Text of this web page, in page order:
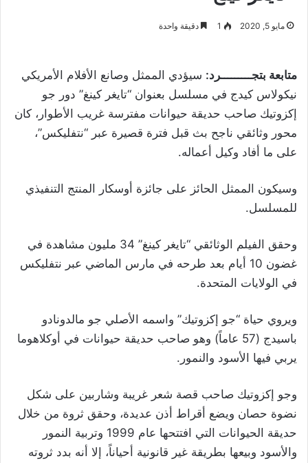
مايو 5, 2020 1 دقيقة واحدة
متابعة بتجـــــــــرد: سيؤدي الممثل وصانع الأفلام الأمريكي
نيكولاس كيدج في مسلسل بعنوان “تايغر كينغ” دور جو
إكزوتيك صاحب حديقة حيوانات مفترسة غريب الأطوار، كان
محور وثائقي ناجح بث قبل فترة قصيرة عبر “نتفليكس”،
على ما أفاد وكيل أعماله.
وسيكون الممثل الحائز على جائزة أوسكار المنتج التنفيذي
للمسلسل.
وحقق الفيلم الوثائقي “تايغر كينغ” 34 مليون مشاهدة في
غضون 10 أيام بعد طرحه في مارس الماضي عبر نتفليكس
في الولايات المتحدة.
ويروي حياة “جو إكزوتيك” واسمه الأصلي جو مالدونادو
باسيدج (57 عاماً) وهو صاحب حديقة حيوانات في أوكلاهوما
يربي فيها الأسود والنمور.
وجو إكزوتيك صاحب قصة شعر غريبة وشاربين على شكل
نضوة حصان ويضع أقراط أذن عديدة، وحقق ثروة من خلال
حديقة الحيوانات التي افتتحها عام 1999 وتربية النمور
والأسود وبيعها بطريقة غير قانونية أحياناً، إلا أنه بدد ثروته